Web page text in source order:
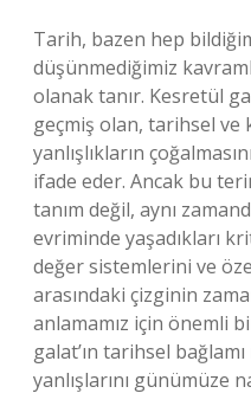
Tarih, bazen hep
düşünmediğimiz
olanak tanır. Kesretül
geçmiş olan, tarihsel
yanlışlıkların
ifade eder. Ancak bu
tanım değil, aynı
evriminde yaşadıkları
değer sistemlerini ve
arasındaki çizginin
anlamamız için önemli
galat’ın tarihsel
yanlışlarını günümüze